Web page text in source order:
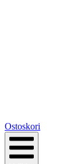
Ostoskori